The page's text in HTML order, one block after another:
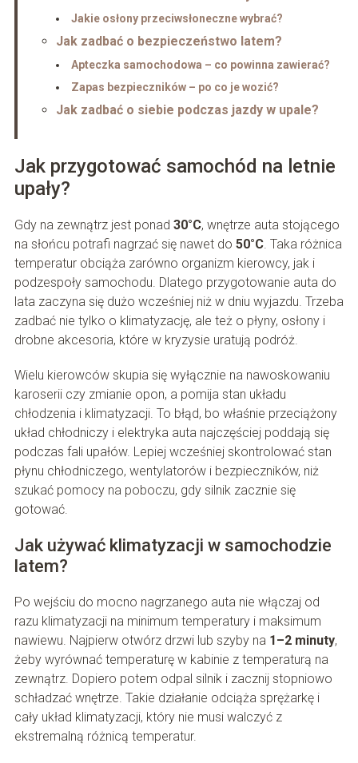
Jakie osłony przeciwsłoneczne wybrać?
Jak zadbać o bezpieczeństwo latem?
Apteczka samochodowa – co powinna zawierać?
Zapas bezpieczników – po co je wozić?
Jak zadbać o siebie podczas jazdy w upale?
Jak przygotować samochód na letnie
upały?
Gdy na zewnątrz jest ponad 30°C, wnętrze auta stojącego
na słońcu potrafi nagrzać się nawet do 50°C. Taka różnica
temperatur obciąża zarówno organizm kierowcy, jak i
podzespoły samochodu. Dlatego przygotowanie auta do
lata zaczyna się dużo wcześniej niż w dniu wyjazdu. Trzeba
zadbać nie tylko o klimatyzację, ale też o płyny, osłony i
drobne akcesoria, które w kryzysie uratują podróż.
Wielu kierowców skupia się wyłącznie na nawoskowaniu
karoserii czy zmianie opon, a pomija stan układu
chłodzenia i klimatyzacji. To błąd, bo właśnie przeciążony
układ chłodniczy i elektryka auta najczęściej poddają się
podczas fali upałów. Lepiej wcześniej skontrolować stan
płynu chłodniczego, wentylatorów i bezpieczników, niż
szukać pomocy na poboczu, gdy silnik zacznie się
gotować.
Jak używać klimatyzacji w samochodzie
latem?
Po wejściu do mocno nagrzanego auta nie włączaj od
razu klimatyzacji na minimum temperatury i maksimum
nawiewu. Najpierw otwórz drzwi lub szyby na 1–2 minuty,
żeby wyrównać temperaturę w kabinie z temperaturą na
zewnątrz. Dopiero potem odpal silnik i zacznij stopniowo
schładzać wnętrze. Takie działanie odciąża sprężarkę i
cały układ klimatyzacji, który nie musi walczyć z
ekstremalną różnicą temperatur.